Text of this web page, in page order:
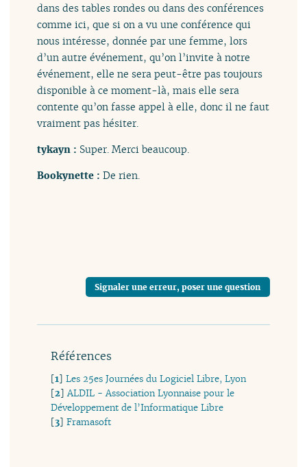
dans des tables rondes ou dans des conférences
comme ici, que si on a vu une conférence qui
nous intéresse, donnée par une femme, lors
d’un autre événement, qu’on l’invite à notre
événement, elle ne sera peut-être pas toujours
disponible à ce moment-là, mais elle sera
contente qu’on fasse appel à elle, donc il ne faut
vraiment pas hésiter.
tykayn : Super. Merci beaucoup.
Bookynette :De rien.
Signaler une erreur, poser une question
Références
[1]Les 25es Journées du Logiciel Libre, Lyon
[2]ALDIL - Association Lyonnaise pour le
Développement de l’Informatique Libre
[3]Framasoft